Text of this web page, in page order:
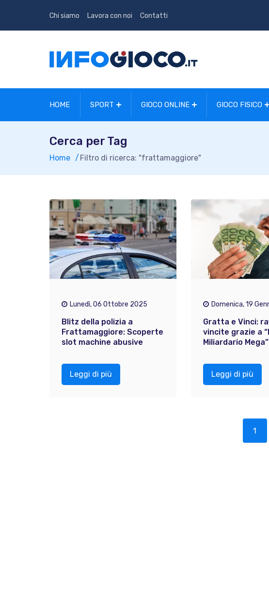
Chi siamo Lavora con noi Contatti
HOME SPORT GIOCO ONLINE GIOCO FISICO
Cerca per Tag
Home Filtro di ricerca: "frattamaggiore"
Lunedì, 06 Ottobre 2025
Blitz della polizia a
Frattamaggiore: Scoperte
slot machine abusive
Leggi di più
Domenica, 19
Gratta e Vinci:
vincite grazie a “ll
Miliardario Mega”
Leggi di più
1